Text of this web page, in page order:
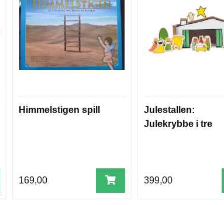
Himmelstigen spill
169,00
Julestallen:
Julekrybbe i tre
399,00